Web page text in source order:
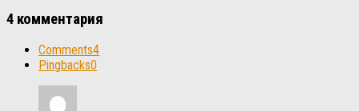
4 комментария
Comments4
Pingbacks0